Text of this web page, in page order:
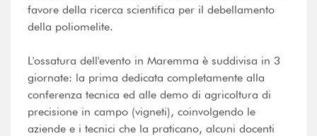
favore della ricerca scientifica per il debellamento
della poliomelite.
L'ossatura dell'evento in Maremma è suddivisa in 3
giornate: la prima dedicata completamente alla
conferenza tecnica ed alle demo di agricoltura di
precisione in campo (vigneti), coinvolgendo le
aziende e i tecnici che la praticano, alcuni docenti